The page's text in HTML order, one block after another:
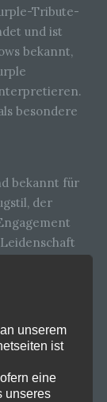
Tribute-
und ist
bekannt,
besondere
bekannt für
der
Bei den
on the
mit
Deep-
eines
unserem
ist
eine
unseres